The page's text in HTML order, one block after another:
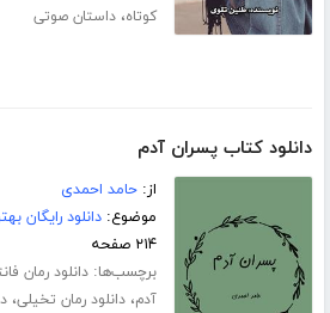
کوتاه،داستان صوتی
دانلود کتاب پسران آدم
از:حامد احمدی
موضوع:دانلود رایگان
۲۱۴ صفحه
برچسب‌ها:دانلود رمان
آدم،دانلود رمان تخیلی،